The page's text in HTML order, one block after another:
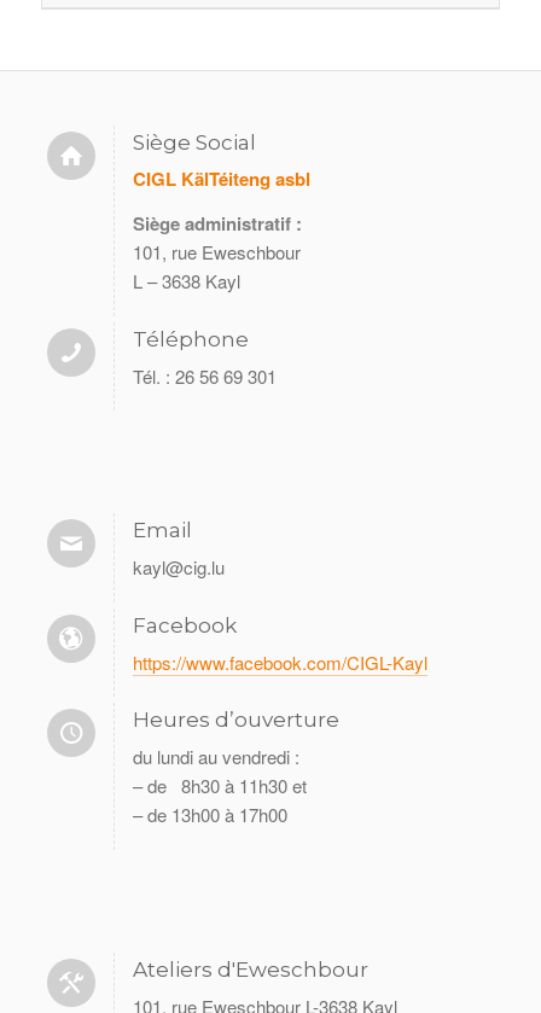
Siège Social
CIGL KälTéiteng asbl
Siège administratif :
101, rue Eweschbour
L – 3638 Kayl
Téléphone
Tél. : 26 56 69 301
Email
kayl@cig.lu
Facebook
https://www.facebook.com/CIGL-Kayl
Heures d’ouverture
du lundi au vendredi :
– de 8h30 à 11h30 et
– de 13h00 à 17h00
Ateliers d'Eweschbour
101, rue Eweschbour L-3638 Kayl